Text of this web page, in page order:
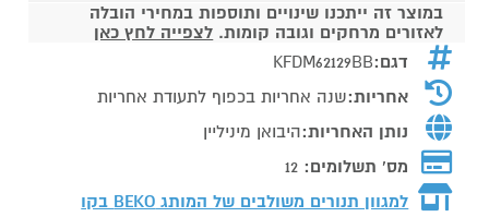
במוצר זה ייתכנו שינויים ותוספות במחירי הובלה
לאזורים מרחקים וגובה קומות. לצפייה לחץ כאן
דגם:KFDM62129BB
אחריות:שנה אחריות בכפוף לתעודת אחריות
נותן האחריות:היבואן מיניליין
מס' תשלומים: 12
למגוון תנורים משולבים של המותג BEKO בקו